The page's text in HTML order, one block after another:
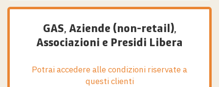
GAS, Aziende (non-retail),
Associazioni e Presidi Libera
Potrai accedere alle condizioni riservate a
questi clienti